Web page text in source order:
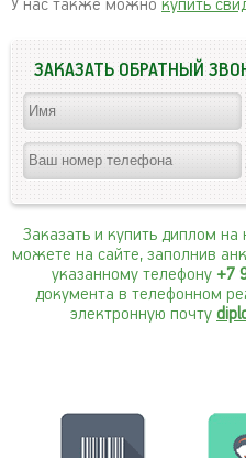
У нас также можно купить
ЗАКАЗАТЬ ОБРАТНЫЙ
Заказать и купить диплом
можете на сайте, заполнив
указанному телефону +7
документа в телефонном
электронную почту